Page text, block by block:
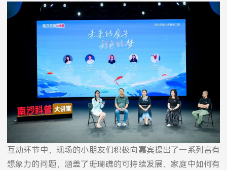
互动环节中，现场的小朋友们积极向嘉宾提出了一系列富有
想象力的问题，涵盖了珊瑚礁的可持续发展、家庭中如何有